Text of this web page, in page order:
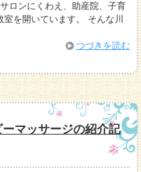
ロンにくわえ、助産院、子育
を開いています。 そんな川
つづきを読む
ーマッサージの紹介記